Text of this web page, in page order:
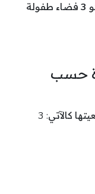
3 فضاء طفولة
حسب
تتوزع فضاءات طفولة مبكرة حسب وضعيتها كالآتي: 3